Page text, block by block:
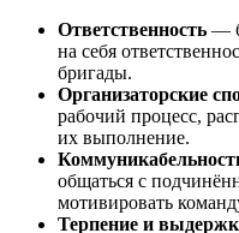
Ответственность —
на себя
бригады.
Организаторские
рабочий процесс,
их выполнение.
общаться с
мотивировать
Терпение и